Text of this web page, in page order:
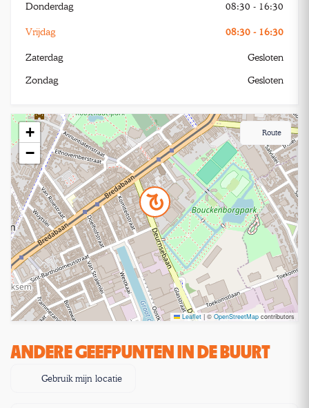
Donderdag 08:30 - 16:30
Vrijdag 08:30 - 16:30
Zaterdag Gesloten
Zondag Gesloten
+
−
Leaflet | © OpenStreetMap contributors
Route
ANDERE GEEFPUNTEN IN DE BUURT
Gebruik mijn locatie